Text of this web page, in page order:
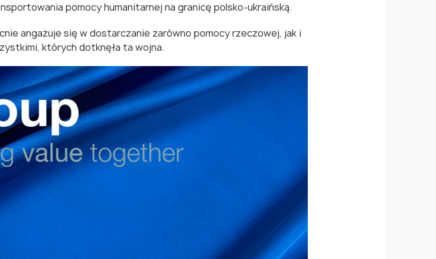
pomocy humanitarnej na granicę polsko-ukraińską.
angażuje się w dostarczanie zarówno pomocy rzeczowej, jak i
których dotknęła ta wojna.